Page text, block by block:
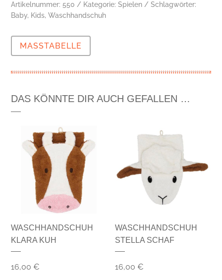
Artikelnummer:550 Kategorie:Spielen
Schlagwörter:
Baby, Kids,Waschhandschuh
MASSTABELLE
DAS KÖNNTE DIR AUCH GEFALLEN …
WASCHHANDSCHUH
KLARA KUH
16,00€
WASCHHANDSCHUH
STELLA SCHAF
16,00€